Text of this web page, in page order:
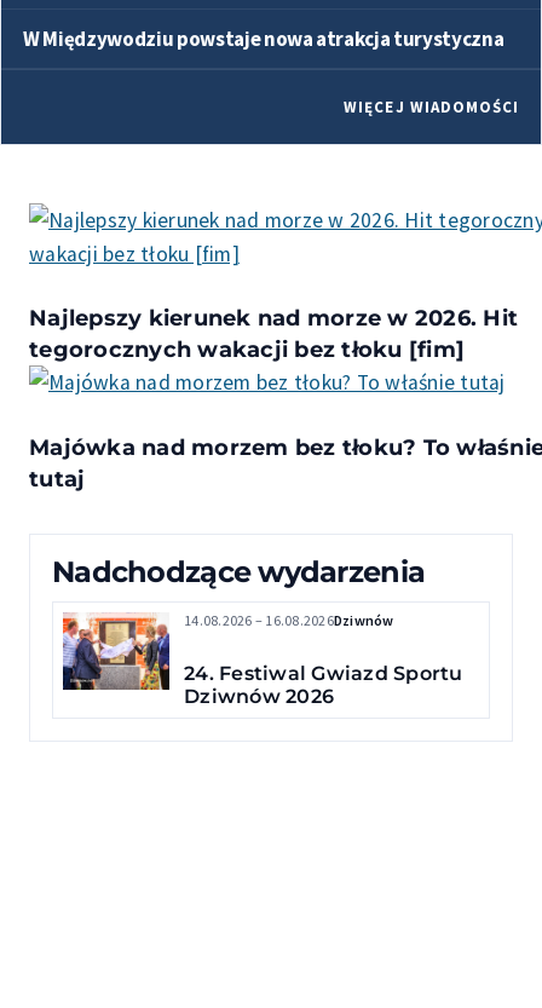
W Międzywodziu powstaje nowa atrakcja turystyczna
WIĘCEJ WIADOMOŚCI
Najlepszy kierunek nad morze w 2026. Hit
tegorocznych wakacji bez tłoku [fim]
Majówka nad morzem bez tłoku? To
tutaj
Nadchodzące wydarzenia
14.08.2026 – 16.08.2026Dziwnów
24. Festiwal Gwiazd Sportu
Dziwnów 2026